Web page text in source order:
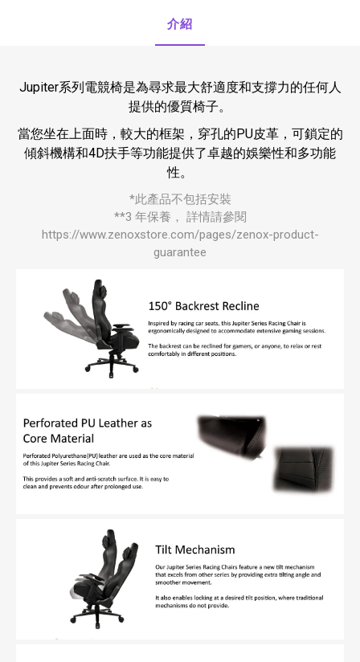
介紹
Jupiter系列電競椅是為尋求最大舒適度和支撐力的任何人
提供的優質椅子。
當您坐在上面時，較大的框架，穿孔的PU皮革，可鎖定的
傾斜機構和4D扶手等功能提供了卓越的娛樂性和多功能
性。
*此產品不包括安裝
**3 年保養， 詳情請參閱
https://www.zenoxstore.com/pages/zenox-product-
guarantee